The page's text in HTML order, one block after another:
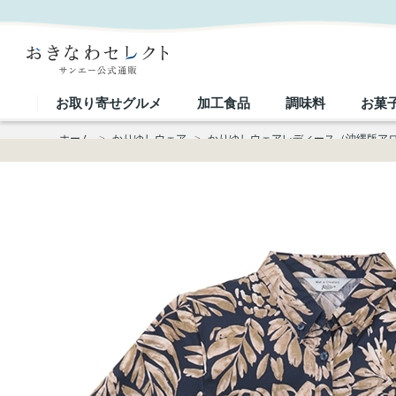
お取り寄せグルメ 加工食品 調味料 お菓
ホーム > かりゆしウェア > かりゆしウェアレディース（沖縄版ア